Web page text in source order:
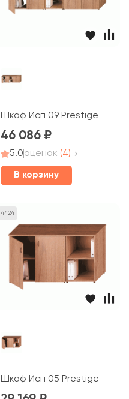
Шкаф Исп 09 Prestige
46 086
5.0оценок (4)
В корзину
4424
Шкаф Исп 05 Prestige